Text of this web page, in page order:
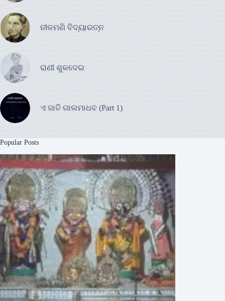
ନୀଳମଣି ବିଦ୍ୟାରତ୍ନ
ରାଣୀ ଶୁକଦେଇ
ଏ ଜାତି ଗାଲମାଧବ (Part 1)
Popular Posts